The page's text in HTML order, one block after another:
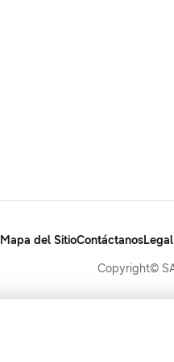
Mapa del SitioContáctanosLegal
Copyright©